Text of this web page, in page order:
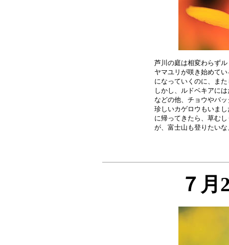
芦川の庭は相変わらず
ヤマユリが咲き始めて
になっていくのに、ま
しかし、ルドベキアに
などの他、チョウやバ
珍しいカゲロウもいま
に帰ってきたら、草む
７月